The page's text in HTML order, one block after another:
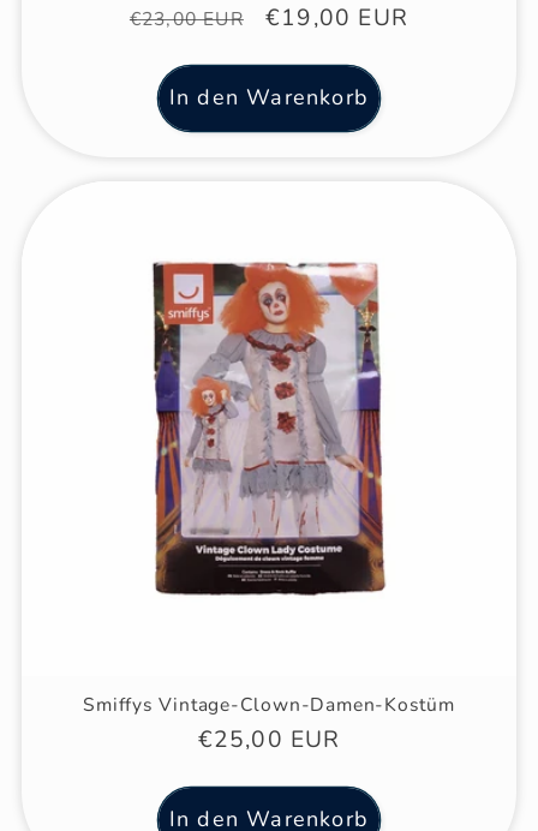
Normaler
€23,00 EUR Verkaufspreis
€19,00 EUR
In den Warenkorb
Smiffys Vintage-Clown-Damen-Kostüm
Normaler
€25,00 EUR
In den Warenkorb